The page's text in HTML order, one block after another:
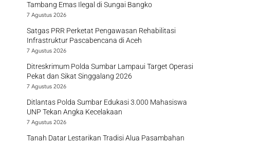
Tambang Emas Ilegal di Sungai Bangko
7 Agustus 2026
Satgas PRR Perketat Pengawasan Rehabilitasi
Infrastruktur Pascabencana di Aceh
7 Agustus 2026
Ditreskrimum Polda Sumbar Lampaui Target Operasi
Pekat dan Sikat Singgalang 2026
7 Agustus 2026
Ditlantas Polda Sumbar Edukasi 3.000 Mahasiswa
UNP Tekan Angka Kecelakaan
7 Agustus 2026
Tanah Datar Lestarikan Tradisi Alua Pasambahan